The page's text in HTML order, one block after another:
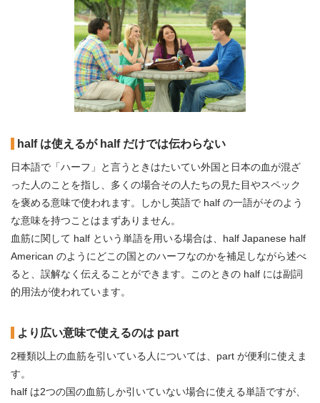
half は使えるが half だけでは伝わらない
日本語で「ハーフ」と言うときはたいてい外国と日本の血が混ざ
った人のことを指し、多くの場合その人たちの見た目やスペック
を褒める意味で使われます。しかし英語で half の一語がそのよう
な意味を持つことはまずありません。
血筋に関して half という単語を用いる場合は、half Japanese half
American のようにどこの国とのハーフなのかを補足しながら述べ
ると、誤解なく伝えることができます。このときの half には副詞
的用法が使われています。
より広い意味で使えるのは part
2種類以上の血筋を引いている人については、part が便利に使えま
す。
half は2つの国の血筋しか引いていない場合に使える単語ですが、